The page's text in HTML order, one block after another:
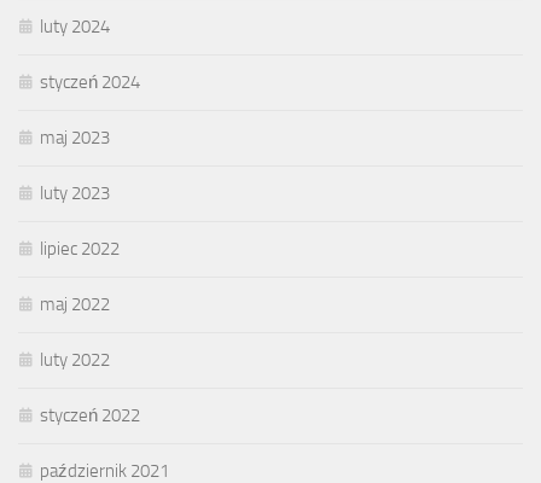
luty 2024
styczeń 2024
maj 2023
luty 2023
lipiec 2022
maj 2022
luty 2022
styczeń 2022
październik 2021